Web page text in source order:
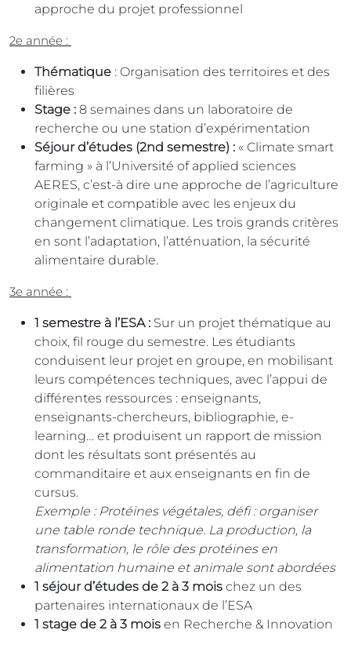
approche du projet professionnel
2e année :
Thématique : Organisation des territoires et des
filières
Stage : 8 semaines dans un laboratoire de
recherche ou une station d’expérimentation
Séjour d’études (2nd semestre) : « Climate smart
farming » à l’Université of applied sciences
AERES, c’est-à dire une approche de l’agriculture
originale et compatible avec les enjeux du
changement climatique. Les trois grands critères
en sont l’adaptation, l’atténuation, la sécurité
alimentaire durable.
3e année :
1 semestre à l’ESA : Sur un projet thématique au
choix, fil rouge du semestre. Les étudiants
conduisent leur projet en groupe, en mobilisant
leurs compétences techniques, avec l’appui de
différentes ressources : enseignants,
enseignants-chercheurs, bibliographie, e-
learning… et produisent un rapport de mission
dont les résultats sont présentés au
commanditaire et aux enseignants en fin de
cursus.
Exemple : Protéines végétales, défi : organiser
une table ronde technique. La production, la
transformation, le rôle des protéines en
alimentation humaine et animale sont abordées
1 séjour d’études de 2 à 3 mois chez un des
partenaires internationaux de l’ESA
1 stage de 2 à 3 mois en Recherche & Innovation